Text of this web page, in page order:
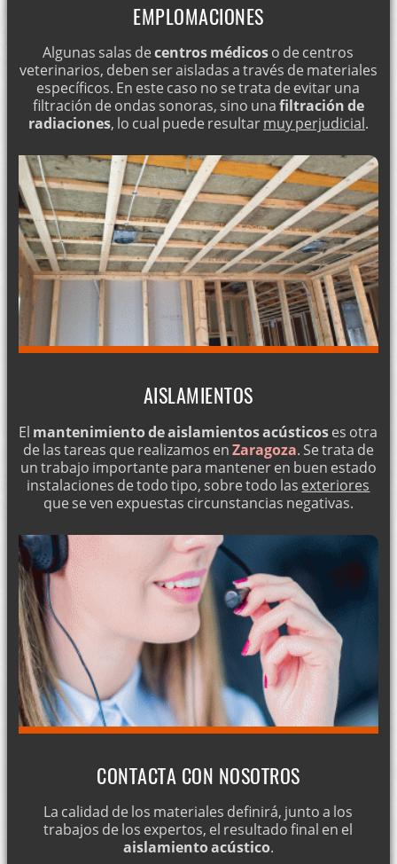
EMPLOMACIONES
Algunas salas decentros médicoso de centros
veterinarios, deben ser aisladas a través de materiales
específicos. En este caso no se trata de evitar una
filtración de ondas sonoras, sino unafiltración de
radiaciones, lo cual puede resultarmuy perjudicial.
AISLAMIENTOS
El mantenimiento de aislamientos acústicoses otra
de las tareas que realizamos enZaragoza. Se trata de
un trabajo importante para mantener en buen estado
instalaciones de todo tipo, sobre todo las exteriores
que se ven expuestas circunstancias negativas.
CONTACTA CON NOSOTROS
La calidad de los materiales definirá, junto a los
trabajos de los expertos, el resultado final en el
aislamiento acústico.